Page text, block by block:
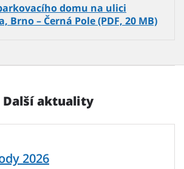
domu na ulici
Brno – Černá Pole (PDF, 20 MB)
Další aktuality
2026